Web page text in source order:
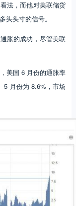
法，而他对美联储货
头头寸的信号。
胀的成功，尽管美联
美国 6 月份的通胀率
5 月份为 8.6%，市场